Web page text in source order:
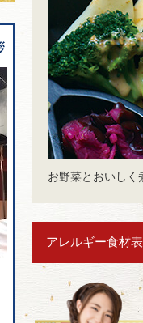
お野菜とおいしく
アレルギー食材